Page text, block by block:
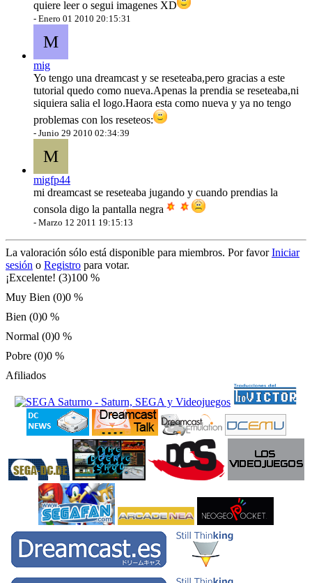
quiere leer o segui imagenes XD
- Enero 01 2010 20:15:31
M
mig
Yo tengo una dreamcast y se reseteaba,pero gracias a este
tutorial quedo como nueva.Apenas la prendia se reseteaba,ni
siquiera salia el logo.Haora esta como nueva y ya no tengo
problemas con los reseteos:
- Junio 29 2010 02:34:39
M
migfp44
mi dreamcast se reseteaba jugando y cuando prendias la
consola digo la pantalla negra
- Marzo 12 2011 19:15:13
La valoración sólo está disponible para miembros. Por favorIniciar
sesión o Registro para votar.
¡Excelente! (3)100 %
Muy Bien (0)0 %
Bien (0)0 %
Normal (0)0 %
Pobre (0)0 %
Afiliados